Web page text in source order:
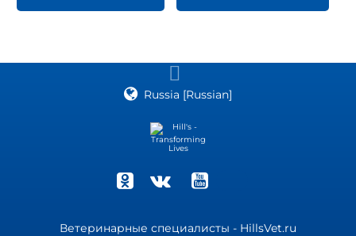
Russia [Russian]
Ветеринарные специалисты - HillsVet.ru